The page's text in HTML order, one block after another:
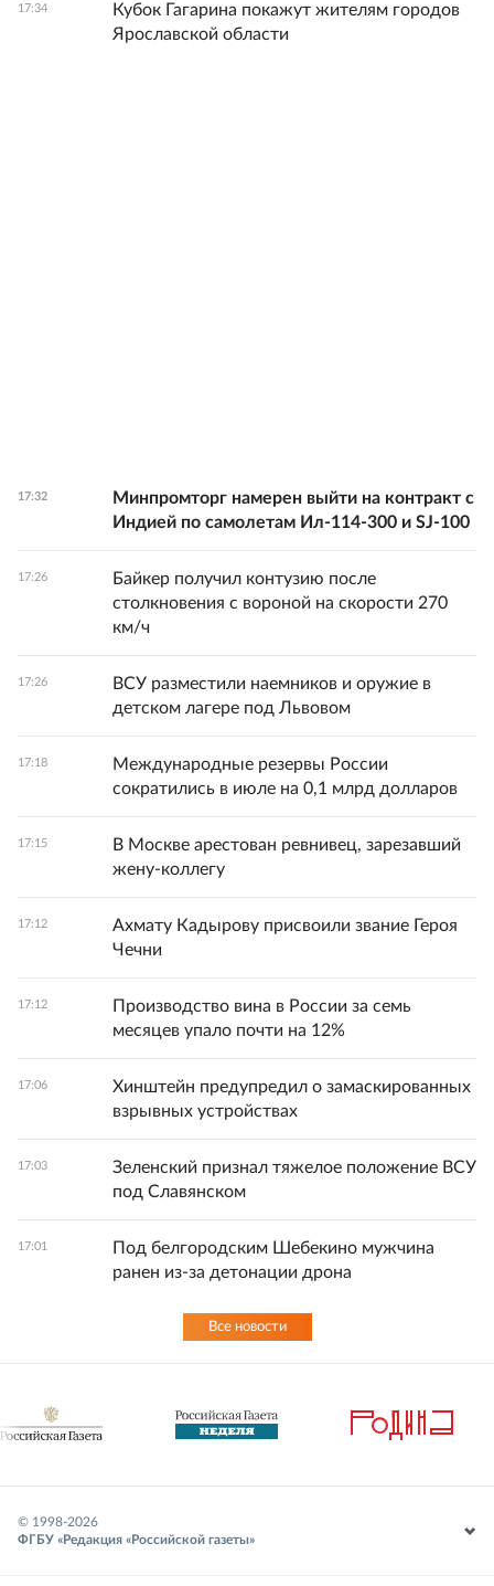
17:34
Кубок Гагарина покажут жителям городов
Ярославской области
17:32
Минпромторг намерен выйти на контракт с
Индией по самолетам Ил-114-300 и SJ-100
17:26
Байкер получил контузию после
столкновения с вороной на скорости 270
км/ч
17:26
ВСУ разместили наемников и оружие в
детском лагере под Львовом
17:18
Международные резервы России
сократились в июле на 0,1 млрд долларов
17:15
В Москве арестован ревнивец, зарезавший
жену-коллегу
17:12
Ахмату Кадырову присвоили звание Героя
Чечни
17:12
Производство вина в России за семь
месяцев упало почти на 12%
17:06
Хинштейн предупредил о замаскированных
взрывных устройствах
17:03
Зеленский признал тяжелое положение ВСУ
под Славянском
17:01
Под белгородским Шебекино мужчина
ранен из-за детонации дрона
Все новости
© 1998-2026
ФГБУ «Редакция «Российской газеты»